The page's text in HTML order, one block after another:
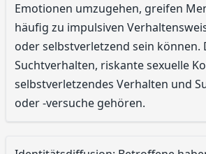
Emotionen umzugehen, greifen
häufig zu impulsiven
oder selbstverletzend sein können.
Suchtverhalten, riskante sexuelle
selbstverletzendes Verhalten und
oder -versuche gehören.